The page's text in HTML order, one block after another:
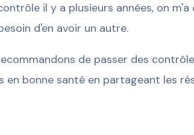
il y a plusieurs années, on
d'en avoir un autre.
de passer des
en bonne santé en partageant les